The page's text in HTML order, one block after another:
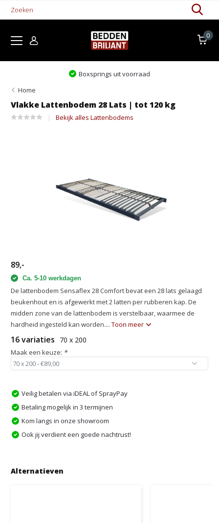
0
Levertijd 1-5 werkdagen
Home
Vlakke Lattenbodem 28 Lats | tot 120 kg
Bekijk alles Lattenbodems
89,-
Ca. 5-10 werkdagen
De lattenbodem Sensaflex 28 Comfort bevat een 28 lats gelaagd
beukenhout en is afgewerkt met 2 latten per rubberen kap. De
midden zone van de lattenbodem is verstelbaar, waarmee de
hardheid ingesteld kan worden....Toon meer
16 variaties 70 x 200
Maak een keuze: *
Veilig betalen via iDEAL of SprayPay
Betaling mogelijk in 3 termijnen
Kom langs in onze showroom
Ook jij verdient een goede nachtrust!
Alternatieven